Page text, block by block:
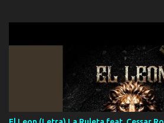
ni tampoco las mujeres porque es platica
que estar alegres doy las instrucciones
Música Si es que salta algún problema
ahí está el Hombre Cuarenta y también
cualquier problema no más es cuestión
FALTA UN HERMANO DE CLAVE ERA